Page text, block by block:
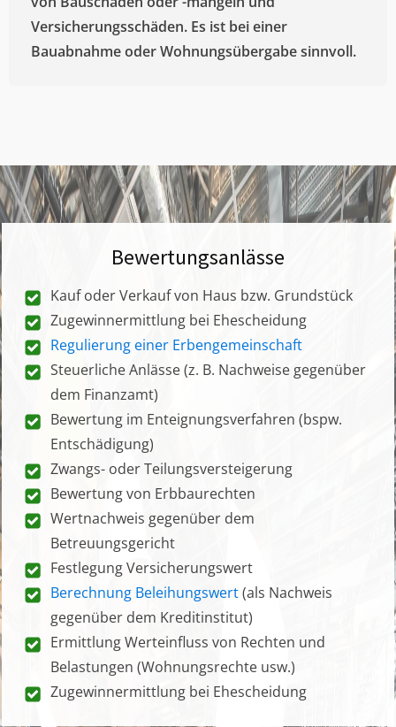
Versicherungsschäden. Es ist bei einer
Bauabnahme oder Wohnungsübergabe sinnvoll.
Bewertungsanlässe
Kauf oder Verkauf von Haus bzw. Grundstück
Zugewinnermittlung bei Ehescheidung
Regulierung einer Erbengemeinschaft
Steuerliche Anlässe (z. B. Nachweise gegenüber
dem Finanzamt)
Bewertung im Enteignungsverfahren (bspw.
Entschädigung)
Zwangs- oder Teilungsversteigerung
Bewertung von Erbbaurechten
Wertnachweis gegenüber dem
Betreuungsgericht
Festlegung Versicherungswert
Berechnung Beleihungswert(als Nachweis
gegenüber dem Kreditinstitut)
Ermittlung Werteinfluss von Rechten und
Belastungen (Wohnungsrechte usw.)
Zugewinnermittlung bei Ehescheidung